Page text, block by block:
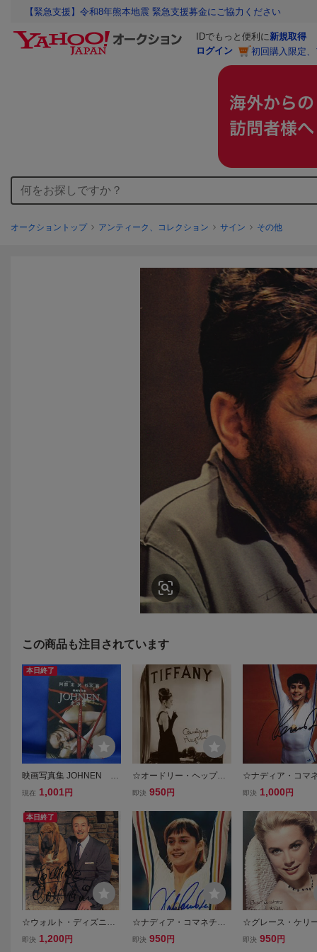
【緊急支援】令和8年熊本地震 緊急支援募金にご協力ください
IDでもっと便利に新規取得
ログイン
初回購入限定
オークショントップ アンティーク、コレクション サイン その他
この商品も注目されています
本日終了
映画写真集 JOHNEN 定
の愛 映画パンフレット
典.原作脚本/杉本彩.他出
演 チラシ付き/52814
現在 1,001 円
本日終了
☆ウォルト・ディズニー
◆サイン入りフォトAA26
即決 1,200 円
☆オードリー・ヘップバ
ーン◆サイン入りフォト
即決 950 円
☆ナディア・コマネチ◆
サイン入りフォト◆25x2
即決 950 円
☆ナディア・コマ
サイン入りフォト
即決 1,000 円
☆グレース・ケリ
イン入りフォト
即決 950 円